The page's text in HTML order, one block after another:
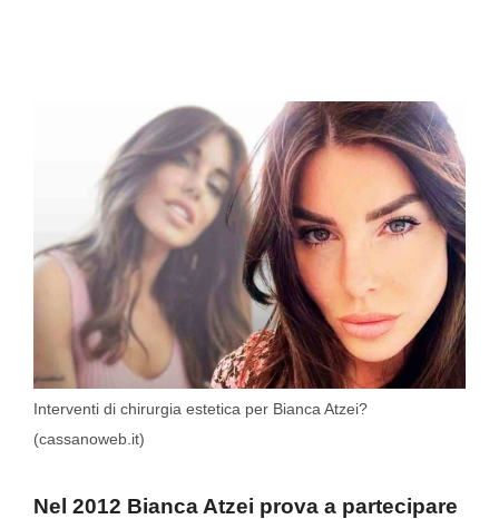
Interventi di chirurgia estetica per Bianca Atzei?
(cassanoweb.it)
Nel 2012 Bianca Atzei prova a partecipare